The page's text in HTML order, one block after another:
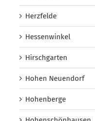
Herzfelde
Hessenwinkel
Hirschgarten
Hohen Neuendorf
Hohenberge